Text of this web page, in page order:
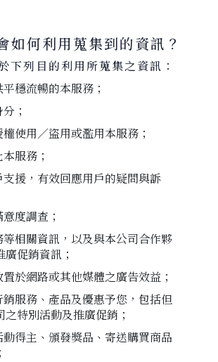
如何利用蒐集到的資訊？
下列目的利用所蒐集之資訊：
穩流暢的本服務；
；
使用／盜用或濫用本服務；
服務；
援，有效回應用戶的疑問與訴
度調查；
相關資訊，以及與本公司合作夥
促銷資訊；
於網路或其他媒體之廣告效益；
服務、產品及優惠予您，包括但
特別活動及推廣促銷；
得主、頒發獎品、寄送購買商品